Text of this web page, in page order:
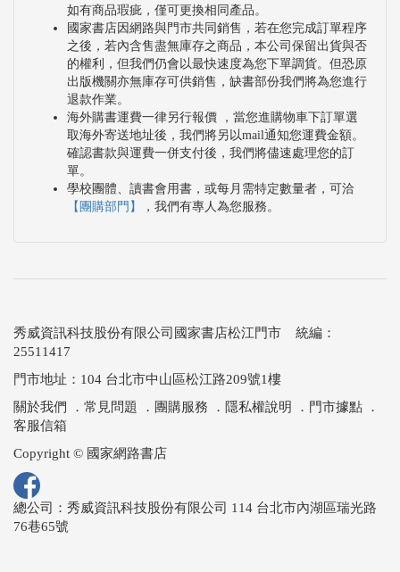
如有商品瑕疵，僅可更換相同產品。
國家書店因網路與門市共同銷售，若在您完成訂單程序
之後，若內含售盡無庫存之商品，本公司保留出貨與否
的權利，但我們仍會以最快速度為您下單調貨。但恐原
出版機關亦無庫存可供銷售，缺書部份我們將為您進行
退款作業。
海外購書運費一律另行報價 ，當您進購物車下訂單選
取海外寄送地址後，我們將另以mail通知您運費金額。
確認書款與運費一併支付後，我們將儘速處理您的訂
單。
學校團體、讀書會用書，或每月需特定數量者，可洽
【團購部門】
，我們有專人為您服務。
秀威資訊科技股份有限公司國家書店松江門市 統編：
25511417
門市地址：104 台北市中山區松江路209號1樓
關於我們
． 常見問題 ． 團購服務 ． 隱私權說明 ． 門市據點 ．
客服信箱
Copyright © 國家網路書店
總公司：秀威資訊科技股份有限公司 114 台北市內湖區瑞光路
76巷65號